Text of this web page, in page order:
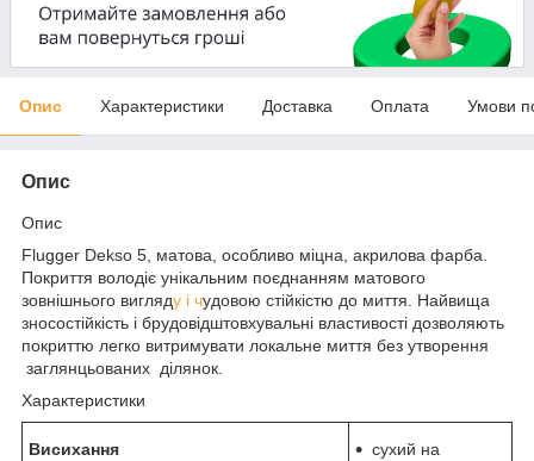
Опис Характеристики Доставка Оплата Умови
Опис
Опис
Flugger Dekso 5, матова, особливо міцна, акрилова фарба.
Покриття володіє унікальним поєднанням матового
зовнішнього вигляду і чудовою стійкістю до миття. Найвища
зносостійкість і брудовідштовхувальні властивості дозволяють
покриттю легко витримувати локальне миття без утворення
заглянцьованих ділянок.
Характеристики
Висихання
сухий на